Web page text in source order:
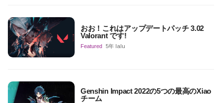
おお！これはアップデートパッチ 3.02
Valorant です!
Featured 5年 lalu
Genshin Impact 2022の5つの最高のXiao
チーム